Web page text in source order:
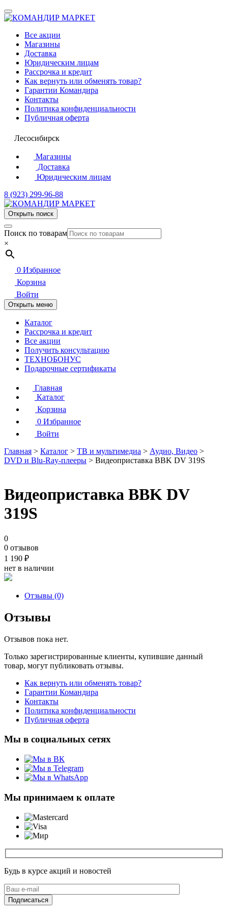
Все акции
Магазины
Доставка
Юридическим лицам
Рассрочка и кредит
Как вернуть или обменять товар?
Гарантии Командира
Контакты
Политика конфиденциальности
Публичная оферта
Лесосибирск
Магазины
Доставка
Юридическим лицам
8 (923) 299-96-88
Открыть поиск
Поиск по товарам
×
0 Избранное
Корзина
Войти
Открыть меню
Каталог
Рассрочка и кредит
Все акции
Получить консультацию
ТЕХНОБОНУС
Подарочные сертификаты
Главная
Каталог
Корзина
0 Избранное
Войти
Главная > Каталог > ТВ и мультимедиа > Аудио, Видео >
DVD и Blu-Ray-плееры > Видеоприставка BBK DV 319S
Видеоприставка BBK DV
319S
0
0 отзывов
1 190 ₽
нет в наличии
Отзывы (0)
Отзывы
Отзывов пока нет.
Только зарегистрированные клиенты, купившие данный
товар, могут публиковать отзывы.
Как вернуть или обменять товар?
Гарантии Командира
Контакты
Политика конфиденциальности
Публичная оферта
Мы в социальных сетях
Мы принимаем к оплате
Будь в курсе акций и новостей